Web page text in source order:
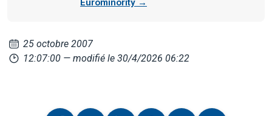
Eurominority →
25 octobre 2007
12:07:00 — modifié le 30/4/2026 06:22